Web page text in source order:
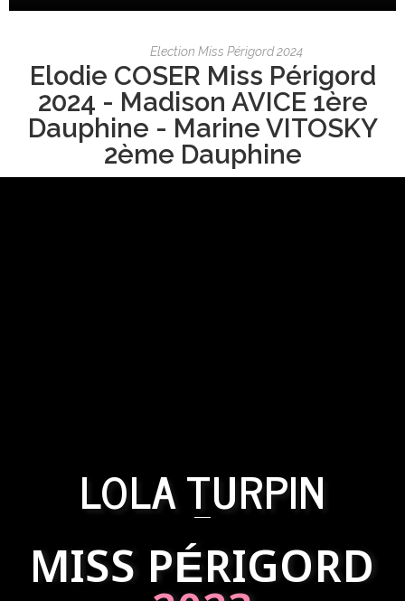
Election Miss Périgord 2024
Elodie COSER Miss Périgord
2024 - Madison AVICE 1ère
Dauphine - Marine VITOSKY
2ème Dauphine
LOLA TURPIN
MISS PÉRIGORD